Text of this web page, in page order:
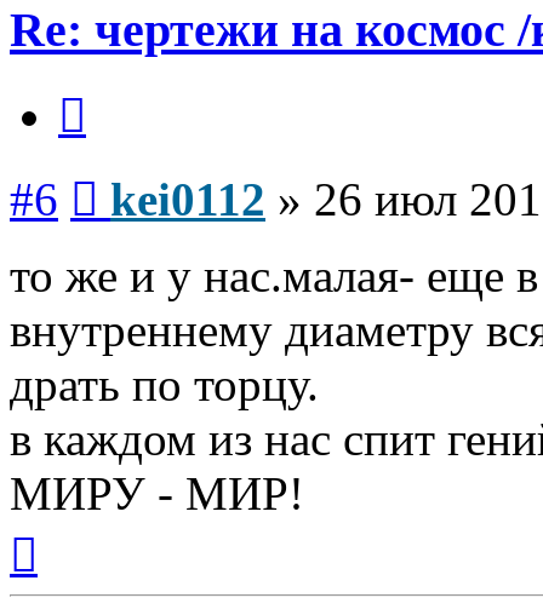
Re: чертежи на космос
#6 kei0112 » 26 июл
то же и у нас.малая- еще
внутреннему диаметру
драть по торцу.
в каждом из нас спит
МИРУ - МИР!
началу